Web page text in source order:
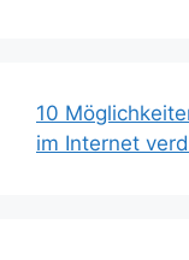
10
im Internet